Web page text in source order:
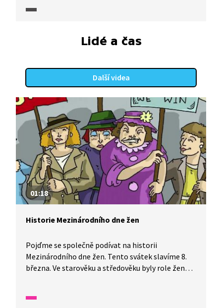
A jak s tím souvisí známé „Husákovy děti“?
Lidé a čas
Další videa
01:18
Historie Mezinárodního dne žen
Pojďme se společně podívat na historii
Mezinárodního dne žen. Tento svátek slavíme 8.
března. Ve starověku a středověku byly role žen
a techniky se společnost začala měnit. Vývoj